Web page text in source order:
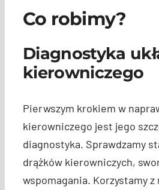
Co robimy?
Diagnostyka
kierowniczego
Pierwszym krokiem w
kierowniczego jest jego
diagnostyka. Sprawdzamy
drążków kierowniczych,
wspomagania. Korzystamy z